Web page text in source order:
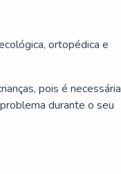
ortopédica e
pois é necessária
durante o seu